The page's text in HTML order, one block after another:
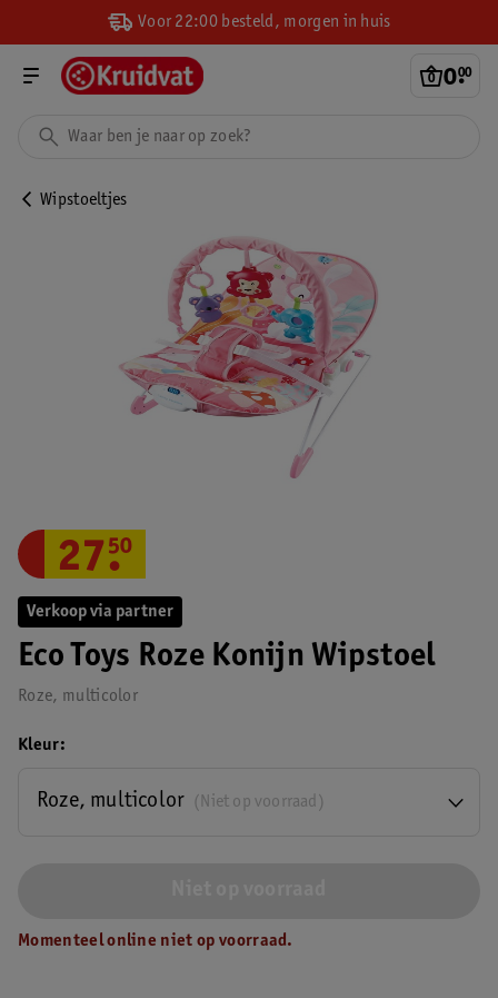
Voor 22:00 besteld, morgen in huis
0.
00
Wipstoeltjes
Verkoop via partner
Eco Toys Roze Konijn Wipstoel
Roze, multicolor
27.
50
Kleur
(Niet op voorraad)
Roze, multicolor
Momenteel online niet op voorraad.